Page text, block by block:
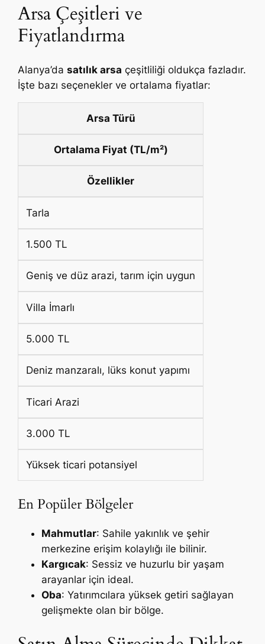
Arsa Çeşitleri ve
Fiyatlandırma
Alanya’dasatılık arsa çeşitliliği oldukça fazladır.
İşte bazı seçenekler ve ortalama fiyatlar:
Arsa Türü
Ortalama Fiyat (TL/m²)
Özellikler
Tarla
1.500 TL
Geniş ve düz arazi, tarım için uygun
Villa İmarlı
5.000 TL
Deniz manzaralı, lüks konut yapımı
Ticari Arazi
3.000 TL
Yüksek ticari potansiyel
En Popüler Bölgeler
Mahmutlar: Sahile yakınlık ve şehir
merkezine erişim kolaylığı ile bilinir.
Kargıcak: Sessiz ve huzurlu bir yaşam
arayanlar için ideal.
Oba: Yatırımcılara yüksek getiri sağlayan
gelişmekte olan bir bölge.